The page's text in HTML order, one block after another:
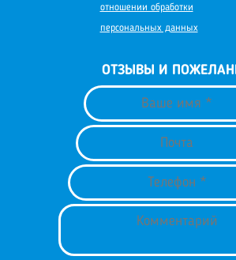
отношении обработки
персональных данных
ОТЗЫВЫ И